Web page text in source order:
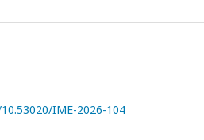
IME-2026-104